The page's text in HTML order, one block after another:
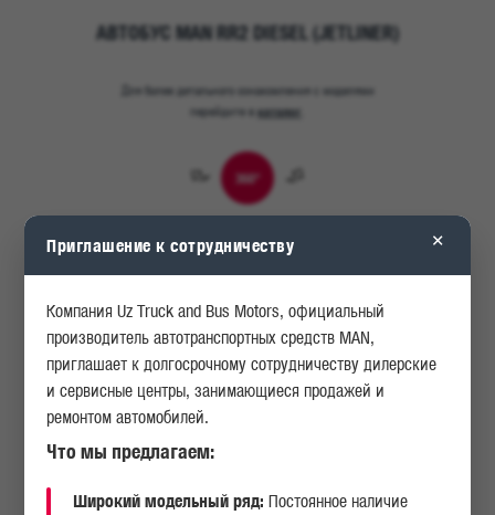
АВТОБУС MAN RR2 DIESEL (JETLINER)
Для более детального ознакомления с моделями
перейдите в каталог
360°
Приглашение к сотрудничеству ×
Компания Uz Truck and Bus Motors, официальный
производитель автотранспортных средств MAN,
приглашает к долгосрочному сотрудничеству дилерские
и сервисные центры, занимающиеся продажей и
ремонтом автомобилей.
Что мы предлагаем:
Широкий модельный ряд: Постоянное наличие